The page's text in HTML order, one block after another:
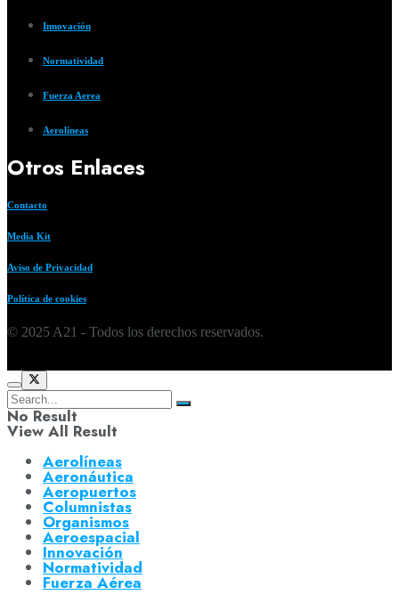
Innovación
Normatividad
Fuerza Aerea
Aerolíneas
Otros Enlaces
Contacto
Media Kit
Aviso de Privacidad
Política de cookies
© 2025 A21 - Todos los derechos reservados.
No Result
View All Result
Aerolíneas
Aeronáutica
Aeropuertos
Columnistas
Organismos
Aeroespacial
Innovación
Normatividad
Fuerza Aérea